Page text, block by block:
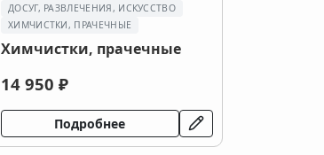
ДОСУГ, РАЗВЛЕЧЕНИЯ, ИСКУССТВО
ХИМЧИСТКИ, ПРАЧЕЧНЫЕ
Химчистки, прачечные
14 950 ₽
Подробнее